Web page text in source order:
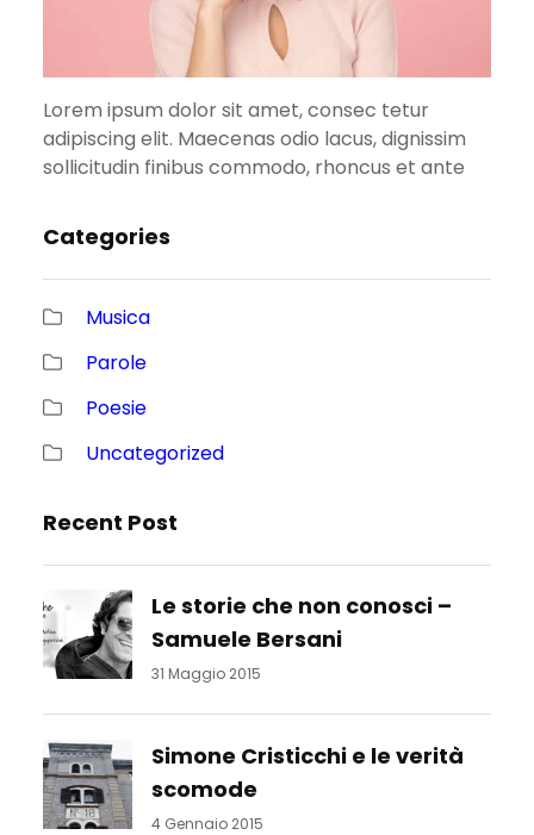
Lorem ipsum dolor sit amet, consec tetur
adipiscing elit. Maecenas odio lacus, dignissim
sollicitudin finibus commodo, rhoncus et ante
Categories
Musica
Parole
Poesie
Uncategorized
Recent Post
Le storie che non conosci –
Samuele Bersani
31 Maggio 2015
Simone Cristicchi e le verità
scomode
4 Gennaio 2015